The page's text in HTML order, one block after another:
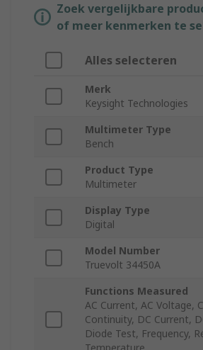
Zoek vergelijkbare
of meer kenmerken te
Alles selecteren
Merk
Keysight Technologies
Multimeter Type
Bench
Product Type
Multimeter
Display Type
Digital
Model Number
Truevolt 34450A
Functions Measured
AC Current, AC Voltage,
Continuity, DC Current,
Diode Test, Frequency,